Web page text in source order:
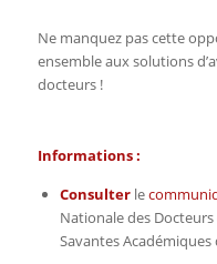
Ne manquez pas cette
ensemble aux solutions
docteurs !
Informations :
Consulter le
Nationale des Docteurs
Savantes Académiques